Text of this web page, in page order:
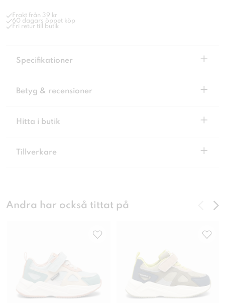
Frakt från 39 kr
60 dagars öppet köp
Fri retur till butik
Specifikationer +
Betyg & recensioner +
Hitta i butik +
Tillverkare +
Andra har också tittat på